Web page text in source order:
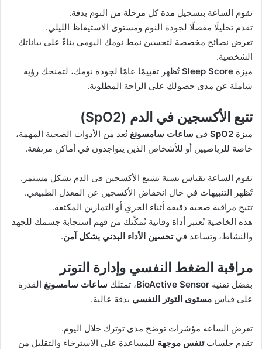
تقوم الساعة بتسجيل مدة كل مرحلة من النوم بدقة.
تقدم تحليلًا مفصلًا لجودة النوم ومستوى الاستيقاظ الليلي.
تعرض نصائح مخصصة لتحسين نمط نومك اليومي بناءً على بياناتك
الشخصية.
ميزة Sleep Score تُظهر تقييمًا عامًا لجودة نومك، لتمنحك رؤية
شاملة عن مدى حصولك على الراحة المطلوبة.
تتبع الأكسجين في الدم (SpO2)
ميزة SpO2 في ساعات سامسونغ تُعد من الأدوات الصحية المهمة،
خاصة للرياضيين أو للأشخاص الذين يتواجدون في أماكن مرتفعة.
تقوم الساعة بقياس نسبة تشبع الأكسجين في الدم بشكل مستمر.
تُظهر التنبيهات في حال انخفاض الأكسجين عن المعدل الطبيعي.
تتيح مراقبة صحية دقيقة أثناء الجري أو التمارين المكثفة.
هذه الخاصية تُعتبر أداة وقائية تُمكّنك من فهم استجابة جسمك للجهد
والنشاط، وتساعد فيتحسين الأداء البدني بشكل آمن.
مراقبة الضغط النفسي وإدارة التوتر
بفضل تقنية BioActive Sensor، تمتلك ساعات سامسونغ القدرة
على قياس مستوى التوتر النفسي بدقة عالية.
تعرض الساعة مؤشرات توضح مدى توترك خلال اليوم.
تقدم جلساتتنفس موجهة للمساعدة على الاسترخاء والتقليل من